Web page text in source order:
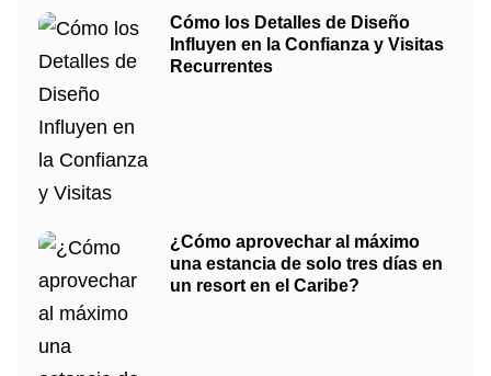
Cómo los Detalles de Diseño
Influyen en la Confianza y Visitas
Recurrentes
¿Cómo aprovechar al máximo
una estancia de solo tres días en
un resort en el Caribe?